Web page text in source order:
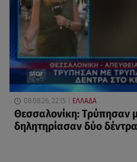
08.08.26, 22:15 ΕΛΛΑΔΑ
Θεσσαλονίκη: Τρύπησαν
δηλητηρίασαν δύο δέντρα